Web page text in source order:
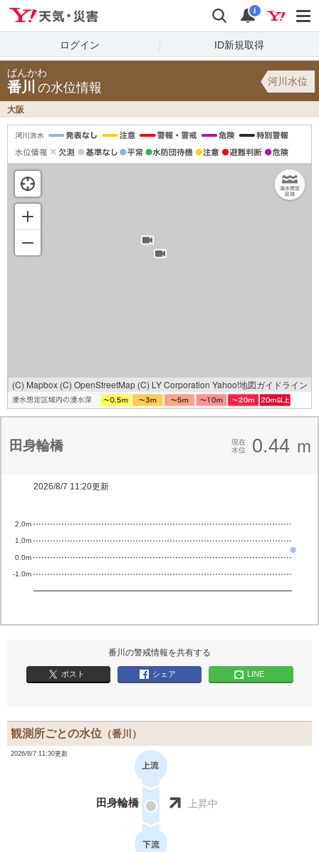
検索 通知
i
ログイン ID新規取得
ばんかわ
番川 の水位情報 河川水位
大阪
(C) Mapbox (C) OpenStreetMap (C) LY Corporation Yahoo!地図ガイドライン
田身輪橋
現在
水位
0.44 m
2026/8/7 11:20更新
-1.0m
0.0m
1.0m
2.0m
番川の警戒情報を共有する
ポスト シェア LINE
観測所ごとの水位 （番川）
2026/8/7 11:30更新
田身輪橋 上昇中